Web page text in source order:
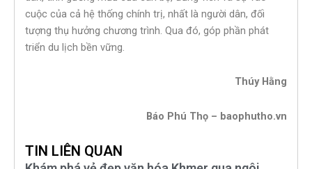
cuộc của cả hệ thống chính trị, nhất là người dân, đối
tượng thụ hưởng chương trình. Qua đó, góp phần phát
triển du lịch bền vững.
Thúy Hằng
Báo Phú Thọ – baophutho.vn
TIN LIÊN QUAN